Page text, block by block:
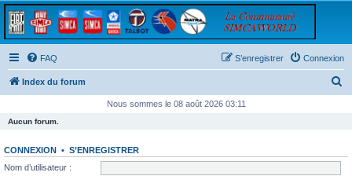
FAQ Connexion
S’enregistrer
Index du forum
e
Nous sommes le 08 août 2026 03:11
Aucun forum.
CONNEXION • S’ENREGISTRER
Nom d’utilisateur :